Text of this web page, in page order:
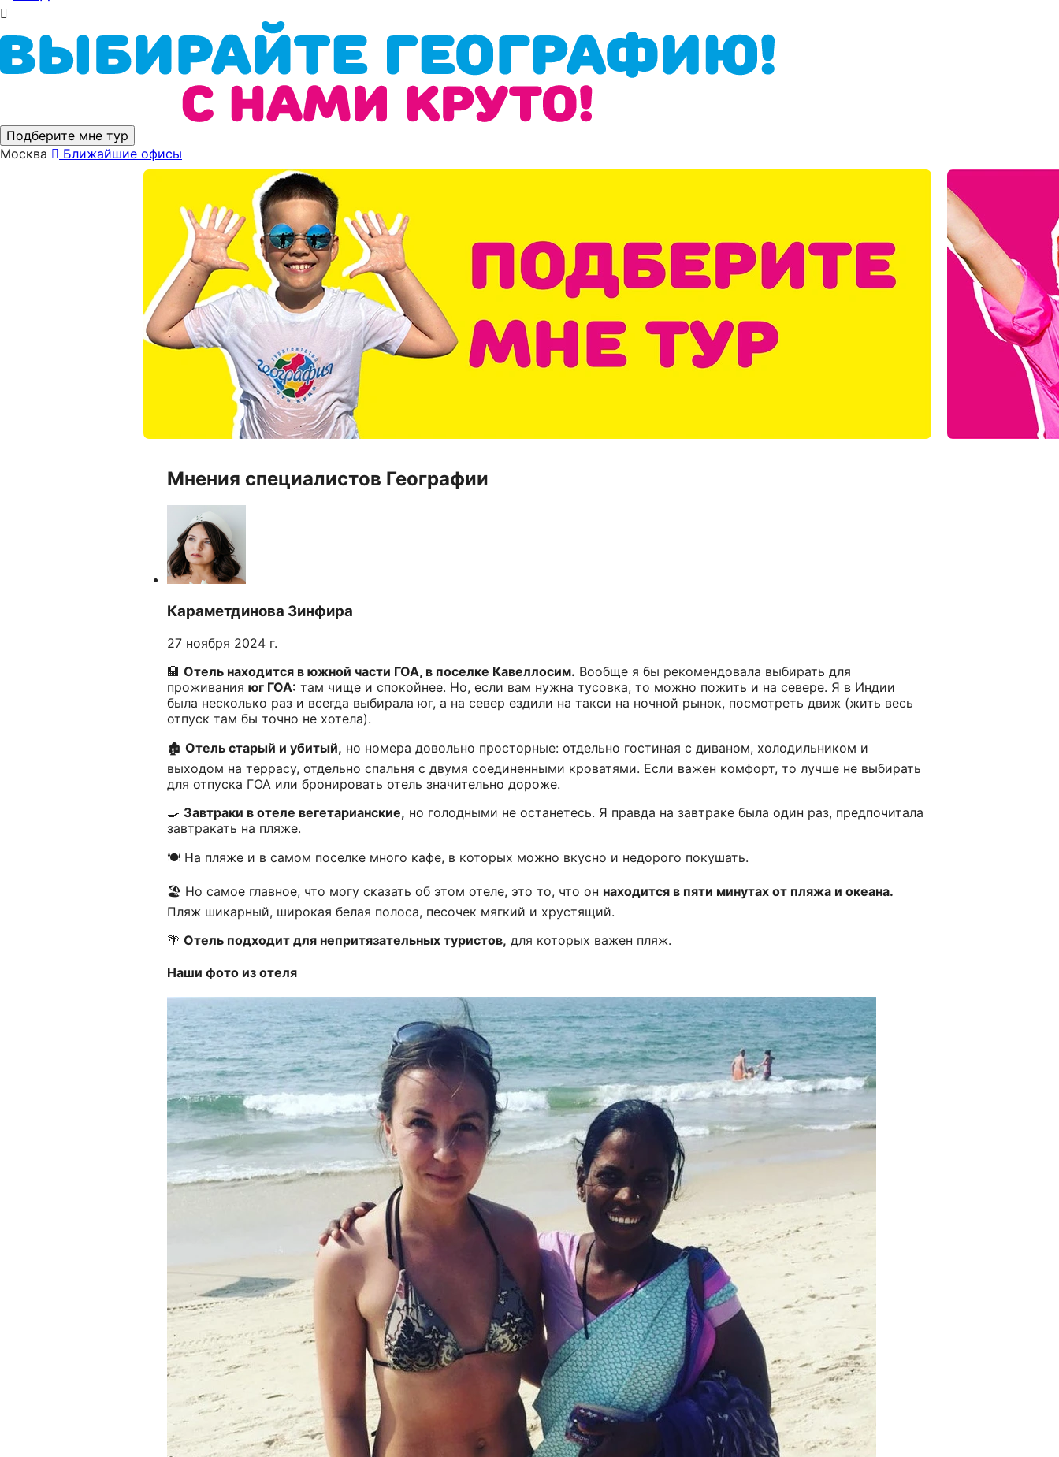
Подберите мне тур
Москва
Ближайшие офисы
Мнения специалистов Географии
Караметдинова Зинфира
27 ноября 2024 г.
🏨 Отель находится в южной части ГОА, в поселке Кавеллосим. Вообще я бы рекомендовала выбирать для
проживания юг ГОА: там чище и спокойнее. Но, если вам нужна тусовка, то можно пожить и на севере. Я в Индии
была несколько раз и всегда выбирала юг, а на север ездили на такси на ночной рынок, посмотреть движ (жить весь
отпуск там бы точно не хотела).
🏚️ Отель старый и убитый, но номера довольно просторные: отдельно гостиная с диваном, холодильником и
выходом на террасу, отдельно спальня с двумя соединенными кроватями. Если важен комфорт, то лучше не выбирать
для отпуска ГОА или бронировать отель значительно дороже.
🍳 Завтраки в отеле вегетарианские, но голодными не останетесь. Я правда на завтраке была один раз, предпочитала
завтракать на пляже.
🍽️ На пляже и в самом поселке много кафе, в которых можно вкусно и недорого покушать.
🏖️ Но самое главное, что могу сказать об этом отеле, это то, что он находится в пяти минутах от пляжа и океана.
Пляж шикарный, широкая белая полоса, песочек мягкий и хрустящий.
🌴 Отель подходит для непритязательных туристов, для которых важен пляж.
Наши фото из отеля